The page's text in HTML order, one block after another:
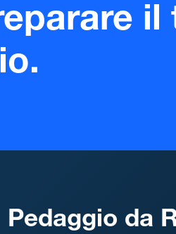
il
Pedaggio da